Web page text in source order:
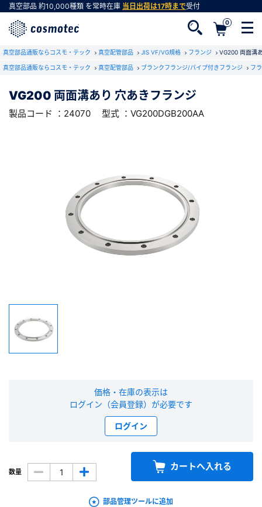
真空部品 約10,000種類 を常時在庫 当日出荷は17時まで受付
0
真空部品通販ならコスモ・テック 真空配管部品 JIS VF/VG規格 フランジ VG200 両面溝
真空部品通販ならコスモ・テック 真空配管部品 ブランクフランジ/パイプ付きフランジ フ
VG200 両面溝あり 穴あきフランジ
製品コード ：24070 型式 ：VG200DGB200AA
価格・在庫の表示は
ログイン（会員登録）が必要です
ログイン
数量 カートへ入れる
部品管理ツールに追加
RoHS2適合報告書のダウンロード
下記製品のRoHS2適合報告書のダウンロードをします。
VG200 両面溝あり 穴あきフランジ
型式 ：VG200DGB200AA 製品コード ：24070
会員登録がお済みでない方
会員登録をすれば、便利な機能がご利用いただけ
があります。また当社の判断によりお断りする場合があります。
ログイン
※パスワードをお忘れの方は、パスワード再発行ページ
お問い合わせページ